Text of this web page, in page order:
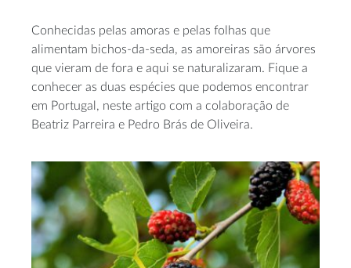
Conhecidas pelas amoras e pelas folhas que
alimentam bichos-da-seda, as amoreiras são árvores
que vieram de fora e aqui se naturalizaram. Fique a
conhecer as duas espécies que podemos encontrar
em Portugal, neste artigo com a colaboração de
Beatriz Parreira e Pedro Brás de Oliveira.